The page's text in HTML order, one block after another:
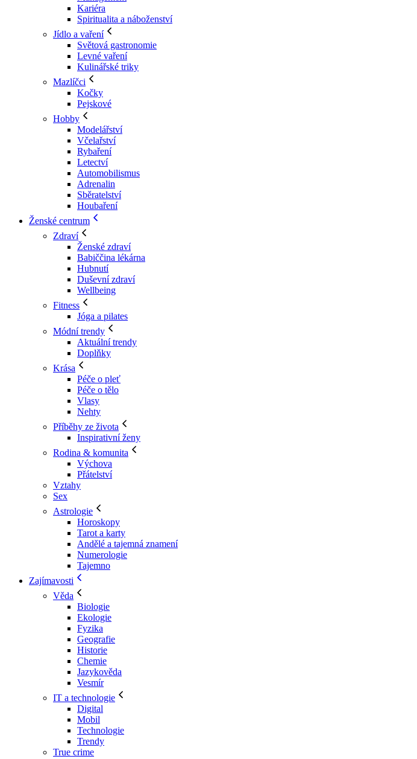
Kariéra
Spiritualita a náboženství
Jídlo a vaření
Světová gastronomie
Levné vaření
Kulinářské triky
Mazlíčci
Kočky
Pejskové
Hobby
Modelářství
Včelařství
Rybaření
Letectví
Automobilismus
Adrenalin
Sběratelství
Houbaření
Ženské centrum
Zdraví
Ženské zdraví
Babiččina lékárna
Hubnutí
Duševní zdraví
Wellbeing
Fitness
Jóga a pilates
Módní trendy
Aktuální trendy
Doplňky
Krása
Péče o pleť
Péče o tělo
Vlasy
Nehty
Příběhy ze života
Inspirativní ženy
Rodina & komunita
Výchova
Přátelství
Vztahy
Sex
Astrologie
Horoskopy
Tarot a karty
Andělé a tajemná znamení
Numerologie
Tajemno
Zajímavosti
Věda
Biologie
Ekologie
Fyzika
Geografie
Historie
Chemie
Jazykověda
Vesmír
IT a technologie
Digital
Mobil
Technologie
Trendy
True crime